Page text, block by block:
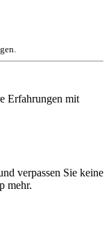
Erfahrungen mit
verpassen Sie keine
mehr.